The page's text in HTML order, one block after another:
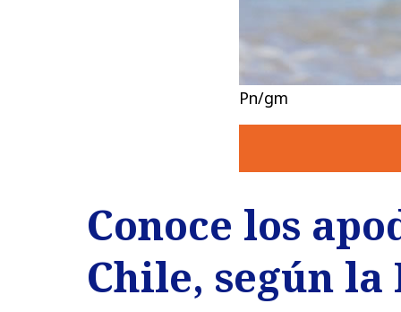
Pn/gm
Conoce los
Chile, según